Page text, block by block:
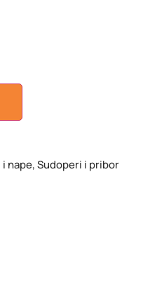
nape,Sudoperi i pribor